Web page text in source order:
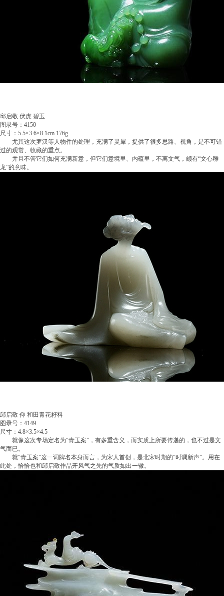
邱启敬 伏虎 碧玉
图录号：4150
尺寸：5.5×3.6×8.1cm 176g
尤其这次罗汉等人物件的处理，充满了灵犀，提供了很多思路、视角，是不可错
过的观赏、收藏的重点。
并且不管它们如何充满新意，但它们意境里、内蕴里，不离文气，颇有“文心雕
龙”的意味。
邱启敬 仰 和田青花籽料
图录号：4149
尺寸：4.8×3.5×4.5
就像这次专场定名为“青玉案”，有多重含义，而实质上所要传递的，也不过是文
气而已。
就“青玉案”这一词牌名本身而言，为宋人首创，是北宋时期的“时调新声”。用在
此处，恰恰也和邱启敬作品开风气之先的气质如出一辙。